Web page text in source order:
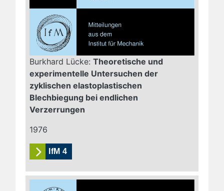
Burkhard Lücke: Theoretische und
experimentelle Untersuchen der
zyklischen elastoplastischen
Blechbiegung bei endlichen
Verzerrungen
1976
IfM 4